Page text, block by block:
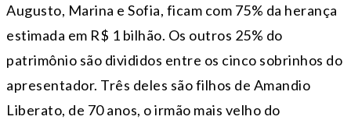
Augusto, Marina e Sofia, ficam com 75% da herança
estimada em R$ 1 bilhão. Os outros 25% do
patrimônio são divididos entre os cinco sobrinhos do
apresentador. Três deles são filhos de Amandio
Liberato, de 70 anos, o irmão mais velho do